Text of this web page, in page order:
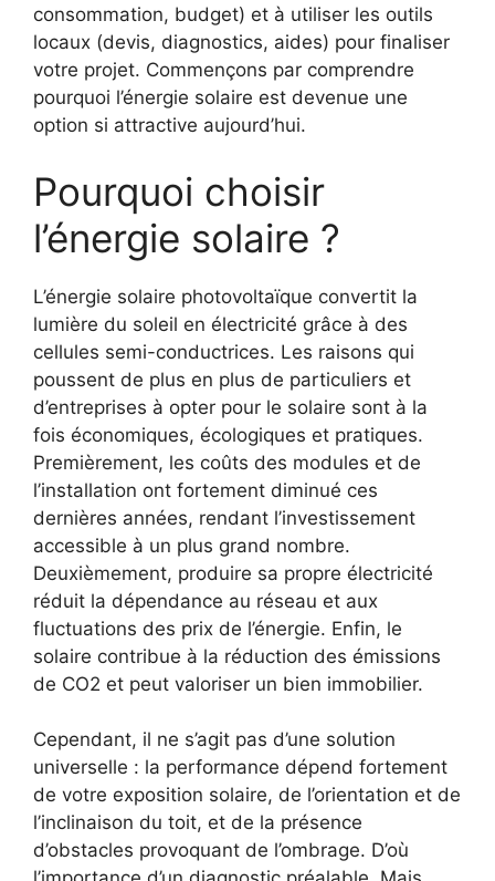
consommation, budget) et à utiliser les outils
locaux (devis, diagnostics, aides) pour finaliser
votre projet. Commençons par comprendre
pourquoi l’énergie solaire est devenue une
option si attractive aujourd’hui.
Pourquoi choisir
l’énergie solaire ?
L’énergie solaire photovoltaïque convertit la
lumière du soleil en électricité grâce à des
cellules semi-conductrices. Les raisons qui
poussent de plus en plus de particuliers et
d’entreprises à opter pour le solaire sont à la
fois économiques, écologiques et pratiques.
Premièrement, les coûts des modules et de
l’installation ont fortement diminué ces
dernières années, rendant l’investissement
accessible à un plus grand nombre.
Deuxièmement, produire sa propre électricité
réduit la dépendance au réseau et aux
fluctuations des prix de l’énergie. Enfin, le
solaire contribue à la réduction des émissions
de CO2 et peut valoriser un bien immobilier.
Cependant, il ne s’agit pas d’une solution
universelle : la performance dépend fortement
de votre exposition solaire, de l’orientation et de
l’inclinaison du toit, et de la présence
d’obstacles provoquant de l’ombrage. D’où